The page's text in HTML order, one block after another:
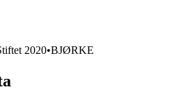
2020•BJØRKE